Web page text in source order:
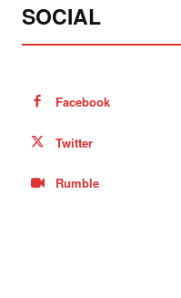
SOCIAL
Facebook
Twitter
Rumble